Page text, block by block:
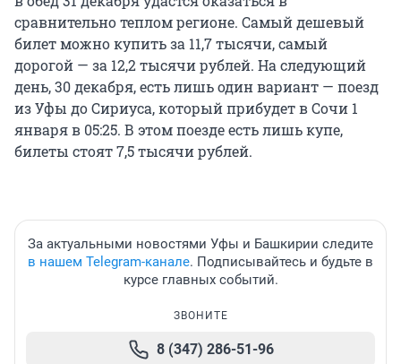
сравнительно теплом регионе. Самый дешевый
билет можно купить за 11,7 тысячи, самый
дорогой — за 12,2 тысячи рублей. На следующий
день, 30 декабря, есть лишь один вариант — поезд
из Уфы до Сириуса, который прибудет в Сочи 1
января в 05:25. В этом поезде есть лишь купе,
билеты стоят 7,5 тысячи рублей.
За актуальными новостями Уфы и Башкирии следите
в нашем Telegram-канале. Подписывайтесь и будьте в
курсе главных событий.
ЗВОНИТЕ
8 (347) 286-51-96